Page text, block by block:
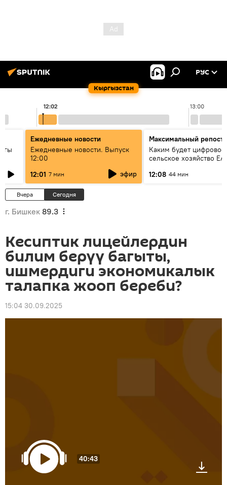
Кыргызстан
РУС
13:00
12:02
Ежедневные новости
Ежедневные новости. Выпуск
12:00
12:01 7 мин эфир
Максимальный репост
Каким будет цифровое
сельское хозяйство
12:08 44 мин
Вчера Сегодня
г. Бишкек 89.3
Кесиптик лицейлердин
билим берүү багыты,
ишмердиги экономикалык
талапка жооп береби?
15:04 30.09.2025
40:43